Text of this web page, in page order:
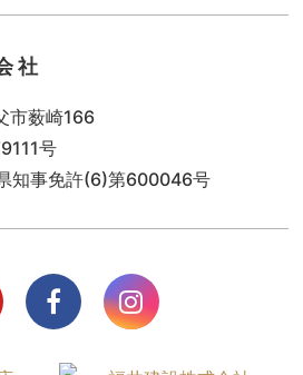
社
市薮崎166
号
知事免許(6)第600046号